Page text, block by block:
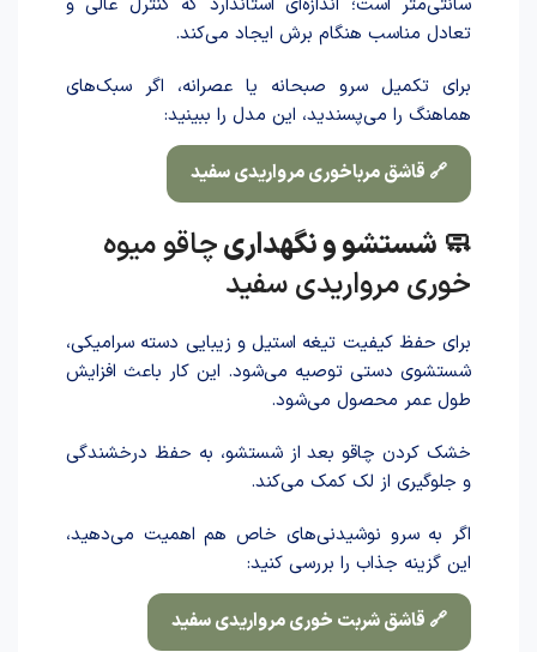
سانتی‌متر است؛ اندازه‌ای استاندارد که کنترل عالی و
تعادل مناسب هنگام برش ایجاد می‌کند.
برای تکمیل سرو صبحانه یا عصرانه، اگر سبک‌های
هماهنگ را می‌پسندید، این مدل را ببینید:
🔗 قاشق مرباخوری مرواریدی سفید
🧼 شستشو و نگهداریچاقو میوه
خوری مرواریدی سفید
برای حفظ کیفیت تیغه استیل و زیبایی دسته سرامیکی،
شستشوی دستی توصیه می‌شود. این کار باعث افزایش
طول عمر محصول می‌شود.
خشک کردن چاقو بعد از شستشو، به حفظ درخشندگی
و جلوگیری از لک کمک می‌کند.
اگر به سرو نوشیدنی‌های خاص هم اهمیت می‌دهید،
این گزینه جذاب را بررسی کنید:
🔗 قاشق شربت خوری مرواریدی سفید